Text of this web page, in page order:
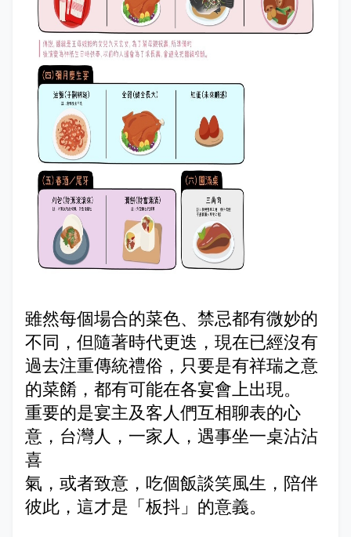
雖然每個場合的菜色、禁忌都有微妙的
不同，但隨著時代更迭，現在已經沒有
過去注重傳統禮俗，只要是有祥瑞之意
的菜餚，都有可能在各宴會上出現。
重要的是宴主及客人們互相聊表的心
意，台灣人，一家人，遇事坐一桌沾沾
喜
氣，或者致意，吃個飯談笑風生，陪伴
彼此，這才是「板抖」的意義。